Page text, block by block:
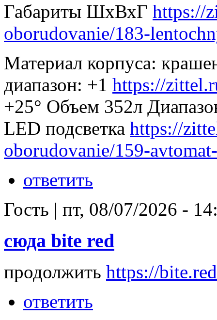
Габариты ШхВхГ https://
oborudovanie/183-
Материал корпуса:
диапазон: +1 https://
+25° Объем 352л
LED подсветка https://
oborudovanie/159-
ответить
Гость | пт, 08/07/2026 -
сюда bite red
продолжить https://
ответить